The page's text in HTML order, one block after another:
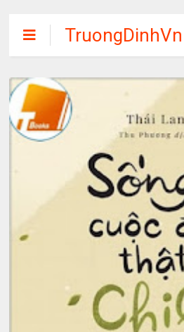
TruongDinhVn
Chia sẽ ebook,
các khóa học,
phần mềm học
tập miễn phí